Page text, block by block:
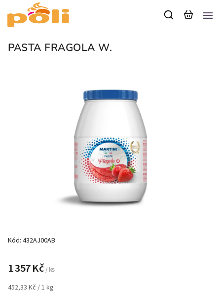
PASTA FRAGOLA W.
Kód: 432AJ00AB
1 357 Kč/ ks
452,33 Kč / 1 kg